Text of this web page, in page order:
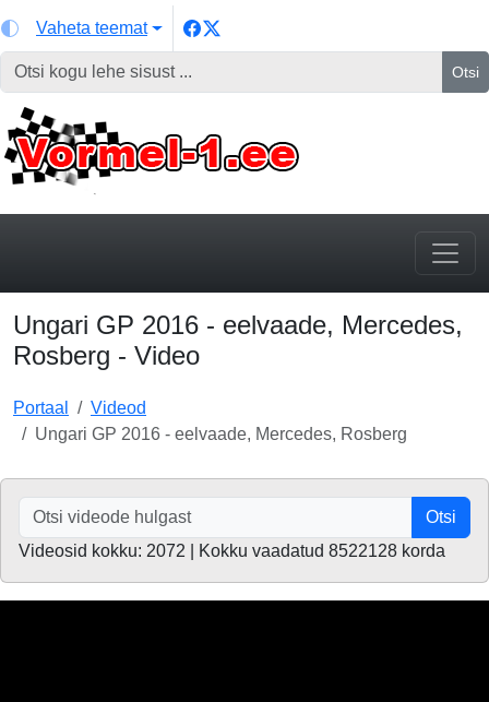
Vaheta teemat
Otsi
Ungari GP 2016 - eelvaade, Mercedes,
Rosberg - Video
Portaal
Videod
Ungari GP 2016 - eelvaade, Mercedes, Rosberg
Otsi
Videosid kokku: 2072 | Kokku vaadatud 8522128 korda